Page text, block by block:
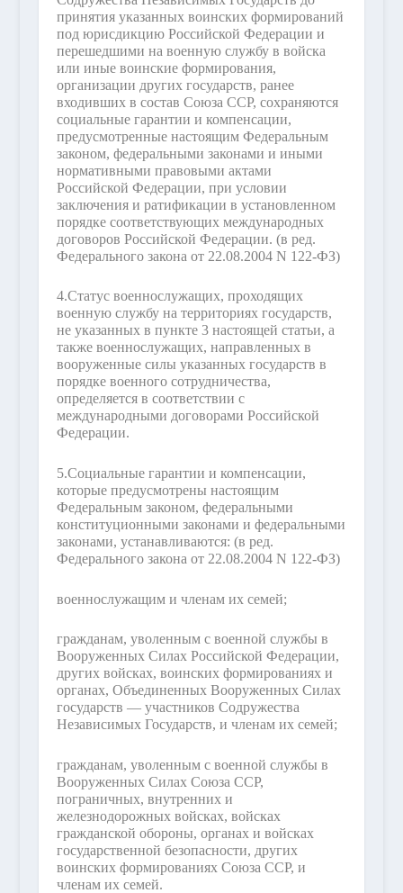
принятия указанных воинских формирований
под юрисдикцию Российской Федерации и
перешедшими на военную службу в войска
или иные воинские формирования,
организации других государств, ранее
входивших в состав Союза ССР, сохраняются
социальные гарантии и компенсации,
предусмотренные настоящим Федеральным
законом, федеральными законами и иными
нормативными правовыми актами
Российской Федерации, при условии
заключения и ратификации в установленном
порядке соответствующих международных
договоров Российской Федерации. (в ред.
Федерального закона от 22.08.2004 N 122-ФЗ)
4.Статус военнослужащих, проходящих
военную службу на территориях государств,
не указанных в пункте 3 настоящей статьи, а
также военнослужащих, направленных в
вооруженные силы указанных государств в
порядке военного сотрудничества,
определяется в соответствии с
международными договорами Российской
Федерации.
5.Социальные гарантии и компенсации,
которые предусмотрены настоящим
Федеральным законом, федеральными
конституционными законами и федеральными
законами, устанавливаются: (в ред.
Федерального закона от 22.08.2004 N 122-ФЗ)
военнослужащим и членам их семей;
гражданам, уволенным с военной службы в
Вооруженных Силах Российской Федерации,
других войсках, воинских формированиях и
органах, Объединенных Вооруженных Силах
государств — участников Содружества
Независимых Государств, и членам их семей;
гражданам, уволенным с военной службы в
Вооруженных Силах Союза ССР,
пограничных, внутренних и
железнодорожных войсках, войсках
гражданской обороны, органах и войсках
государственной безопасности, других
воинских формированиях Союза ССР, и
членам их семей.